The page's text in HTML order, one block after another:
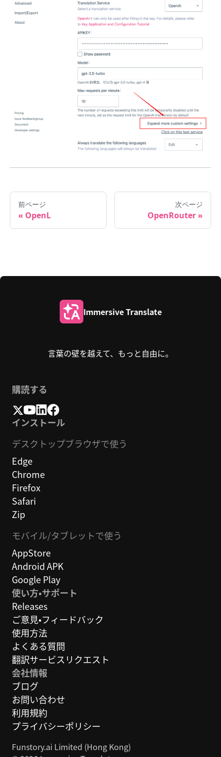
前ページ
OpenL
次ページ
OpenRouter
Immersive Translate
言葉の壁を越えて、もっと自由に。
購読する
インストール
デスクトップブラウザで使う
Edge
Chrome
Firefox
Safari
Zip
モバイル/タブレットで使う
AppStore
Android APK
Google Play
使い方・サポート
Releases
ご意見・フィードバック
使用方法
よくある質問
翻訳サービスリクエスト
会社情報
ブログ
お問い合わせ
利用規約
プライバシーポリシー
Funstory.ai Limited (Hong Kong)